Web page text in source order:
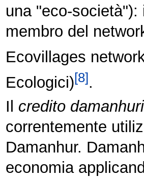
una "eco-
membro del
Ecovillages
Ecologici)[8].
Il credito
correntemente
Damanhur.
economia